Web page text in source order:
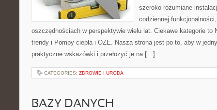
szeroko rozumiane
codziennej
oszczędnościach w perspektywie wielu lat. Ciekawe kategorie to
trendy i Pompy ciepła i OZE. Nasza strona jest po to, aby w
praktyczne wskazówki i przełożyć je na […]
CATEGORIES: ZDROWIE I URODA
BAZY DANYCH